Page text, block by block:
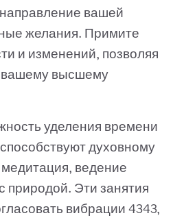
вашей
желания. Примите
и изменений, позволяя
вашему высшему
уделения времени
духовному
ведение
природой. Эти занятия
вибрации 4343,